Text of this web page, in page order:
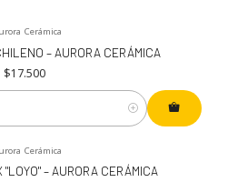
Cerámica
– AURORA CERÁMICA
$17.500
Cerámica
"LOYO" – AURORA CERÁMICA